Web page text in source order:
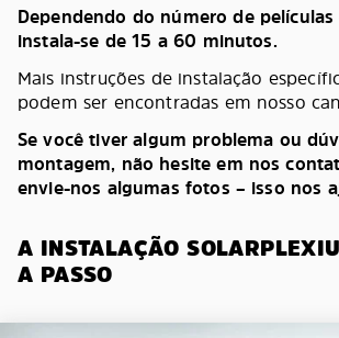
Dependendo do número de
instala-se de 15 a 60 minutos.
Mais instruções de instalação
podem ser encontradas em nosso
Se você tiver algum problema ou
montagem, não hesite em nos
envie-nos algumas fotos – isso nos
A INSTALAÇÃO
A PASSO